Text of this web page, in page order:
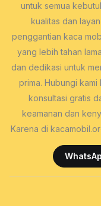
untuk semua
kualitas dan
penggantian kaca
yang lebih tahan
dan dedikasi untuk
prima. Hubungi
konsultasi gratis
keamanan dan
Karena di